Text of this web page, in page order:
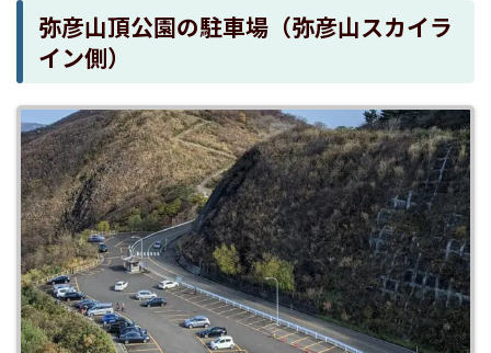
弥彦山頂公園の駐車場（弥彦山スカイラ
イン側）